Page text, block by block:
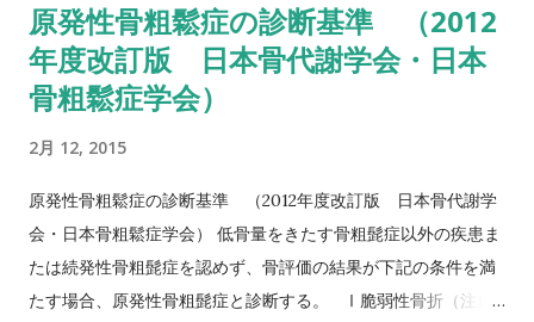
詳しい評価方法はこちら記事を参照して下さい↓ タイムアップ
アンドゴーテスト TUG:Timed Up & Go Test 10m歩行テスト
方法 助走路（各3m）を含めた約16m（直線歩行路）を歩行し、
測する。 カットオフ 24.6秒：屋内歩行 11.6秒：屋外歩行 詳し
い評価方法はこちら記事を参照して下さい↓ 10メートル歩行テ
スト(10MWT)
原発性骨粗鬆症の診断基準 （2012
年度改訂版 日本骨代謝学会・日本
骨粗鬆症学会）
2月 12, 2015
原発性骨粗鬆症の診断基準 （2012年度改訂版 日本骨代謝学
会・日本骨粗鬆症学会） 低骨量をきたす骨粗髭症以外の疾患ま
たは続発性骨粗髭症を認めず、骨評価の結果が下記の条件を満
たす場合、原発性骨粗髭症と診断する。 Ⅰ脆弱性骨折（注1）